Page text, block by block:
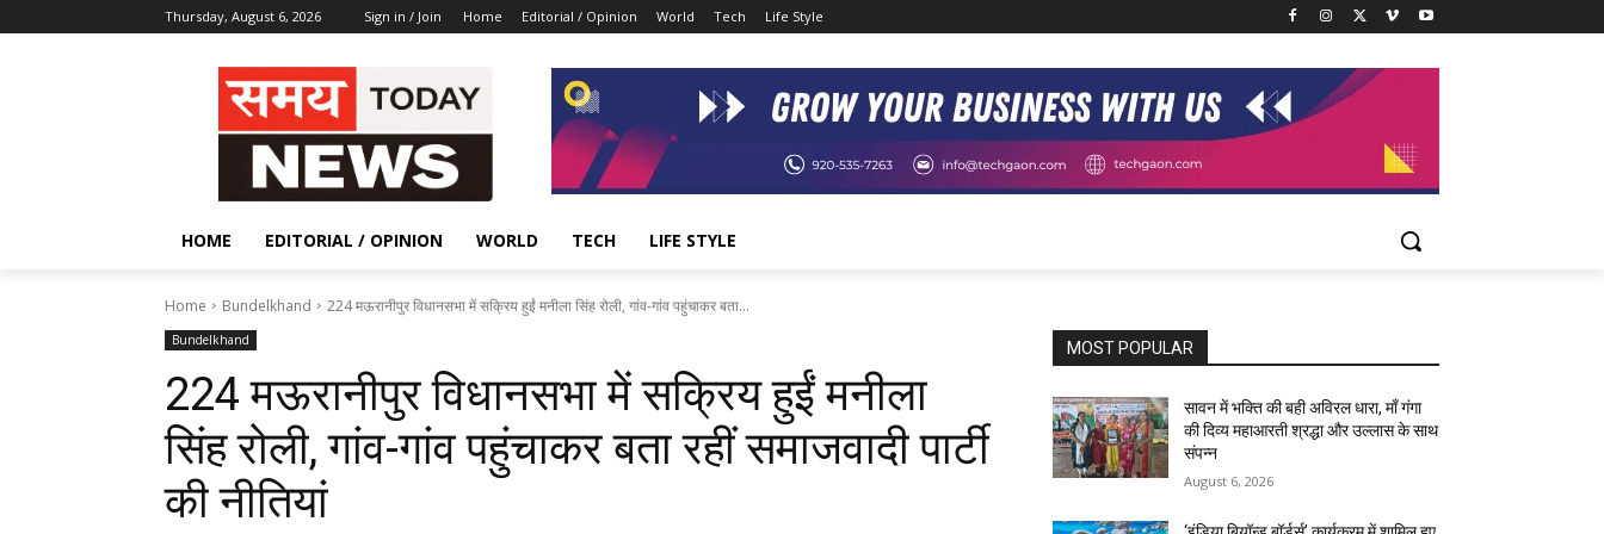
Thursday, August 6, 2026 Sign in / Join Home Editorial / Opinion World Tech Life Style
HOME EDITORIAL / OPINION WORLD TECH LIFE STYLE
Home Bundelkhand 224 मऊरानीपुर विधानसभा में सक्रिय हुईं मनीला सिंह रोली, गांव-गांव पहुंचाकर बता...
Bundelkhand
224 मऊरानीपुर विधानसभा में सक्रिय हुईं मनीला
सिंह रोली, गांव-गांव पहुंचाकर बता रहीं समाजवादी पार्टी
की नीतियां
MOST POPULAR
सावन में भक्ति की बही अविरल धारा, माँ गंगा
की दिव्य महाआरती श्रद्धा और उल्लास के साथ
संपन्न
August 6, 2026